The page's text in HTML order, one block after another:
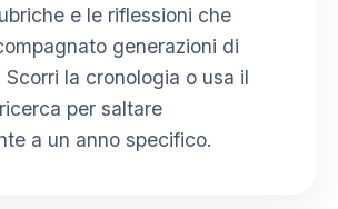
e le riflessioni che
generazioni di
la cronologia o usa il
per saltare
a un anno specifico.